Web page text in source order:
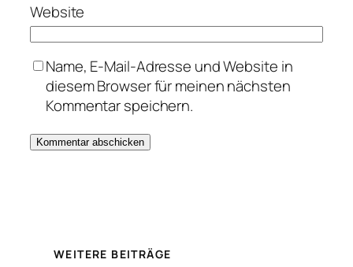
Website
Name, E-Mail-Adresse und Website in
diesem Browser für meinen nächsten
Kommentar speichern.
WEITERE BEITRÄGE